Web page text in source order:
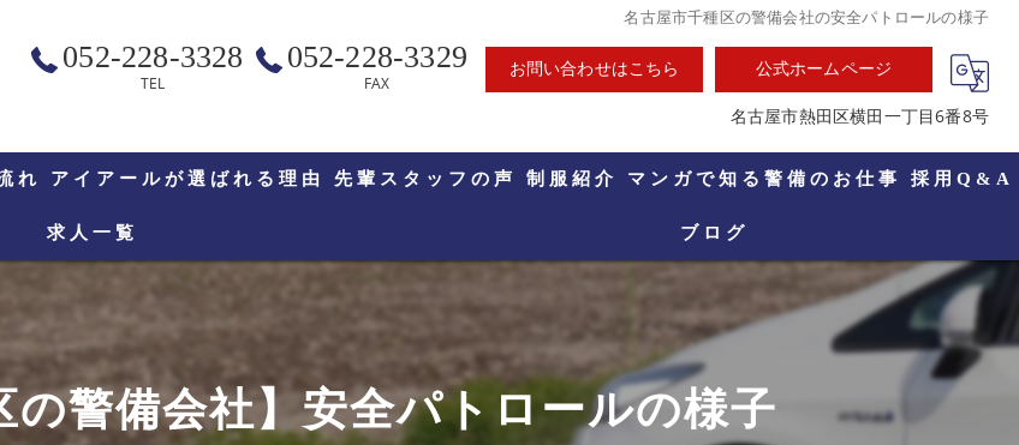
名古屋市千種区の警備会社の安全パトロールの様子
052-228-3328
TEL
052-228-3329
FAX
お問い合わせはこちら 公式ホームページ
名古屋市熱田区横田一丁目6番8号
れ アイアールが選ばれる理由 先輩スタッフの声 制服紹介 マンガで知る警備のお仕事 採用Q&A
求人一覧 ブログ
の警備会社】安全パトロールの様子